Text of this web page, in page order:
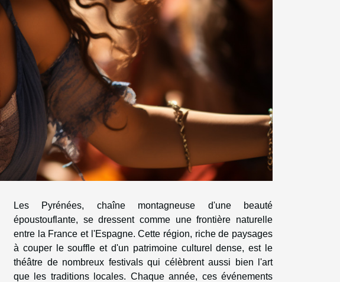
Les Pyrénées, chaîne montagneuse d'une beauté
époustouflante, se dressent comme une frontière naturelle
entre la France et l'Espagne. Cette région, riche de paysages
à couper le souffle et d'un patrimoine culturel dense, est le
théâtre de nombreux festivals qui célèbrent aussi bien l'art
que les traditions locales. Chaque année, ces événements